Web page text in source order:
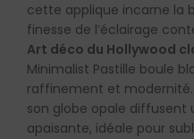
cette applique incarne la
finesse de l’éclairage
Art déco du Hollywood
Minimalist Pastille boule
raffinement et
son globe opale diffusent
apaisante, idéale pour